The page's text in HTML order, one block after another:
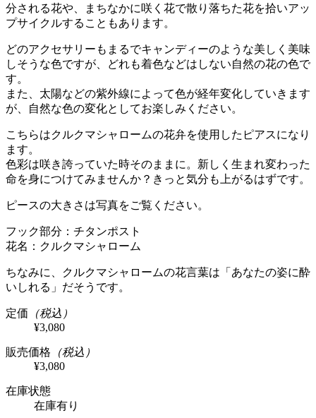
分される花や、まちなかに咲く花で散り落ちた花を拾いアッ
プサイクルすることもあります。
どのアクセサリーもまるでキャンディーのような美しく美味
しそうな色ですが、どれも着色などはしない自然の花の色で
す。
また、太陽などの紫外線によって色が経年変化していきます
が、自然な色の変化としてお楽しみください。
こちらはクルクマシャロームの花弁を使用したピアスになり
ます。
色彩は咲き誇っていた時そのままに。新しく生まれ変わった
命を身につけてみませんか？きっと気分も上がるはずです。
ピースの大きさは写真をご覧ください。
フック部分：チタンポスト
花名：クルクマシャローム
ちなみに、クルクマシャロームの花言葉は「あなたの姿に酔
いしれる」だそうです。
定価 （税込）
¥3,080
販売価格 （税込）
¥3,080
在庫状態
在庫有り